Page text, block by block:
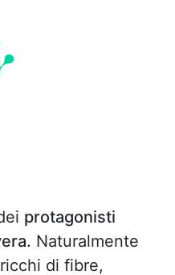
protagonisti
Naturalmente
di fibre,